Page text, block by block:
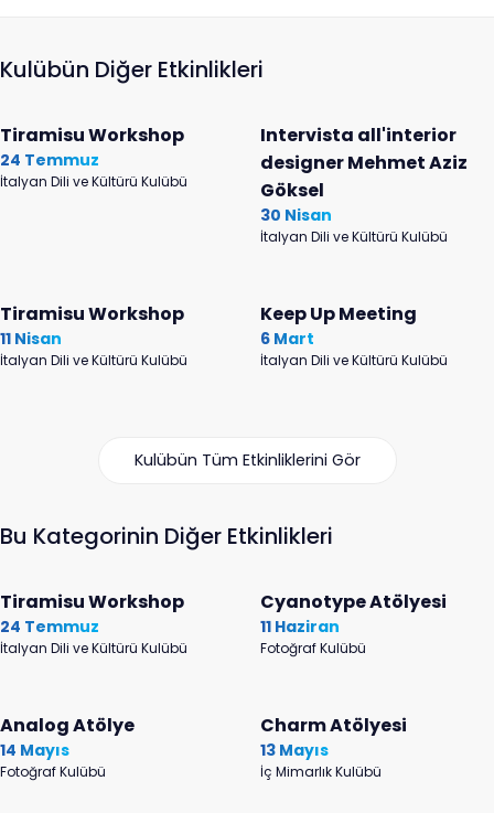
Kulübün Diğer Etkinlikleri
Tiramisu Workshop
24 Temmuz
İtalyan Dili ve Kültürü Kulübü
Intervista all'interior
designer Mehmet Aziz
Göksel
30 Nisan
İtalyan Dili ve Kültürü Kulübü
Tiramisu Workshop
11 Nisan
İtalyan Dili ve Kültürü Kulübü
Keep Up Meeting
6 Mart
İtalyan Dili ve Kültürü Kulübü
Kulübün Tüm Etkinliklerini Gör
Bu Kategorinin Diğer Etkinlikleri
Tiramisu Workshop
24 Temmuz
İtalyan Dili ve Kültürü Kulübü
Cyanotype Atölyesi
11 Haziran
Fotoğraf Kulübü
Analog Atölye
14 Mayıs
Fotoğraf Kulübü
Charm Atölyesi
13 Mayıs
İç Mimarlık Kulübü